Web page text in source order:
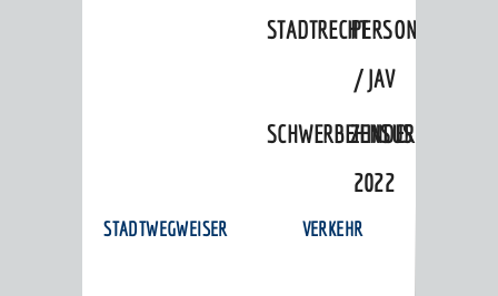
STADTRECHTPERSONALRAT
/ JAV
ZENSUS
2022
STADTWEGWEISER VERKEHR